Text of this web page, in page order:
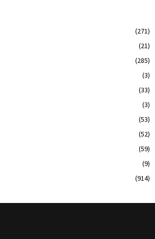
(271)
(21)
(285)
(3)
(33)
(3)
(53)
(52)
(59)
(9)
(914)